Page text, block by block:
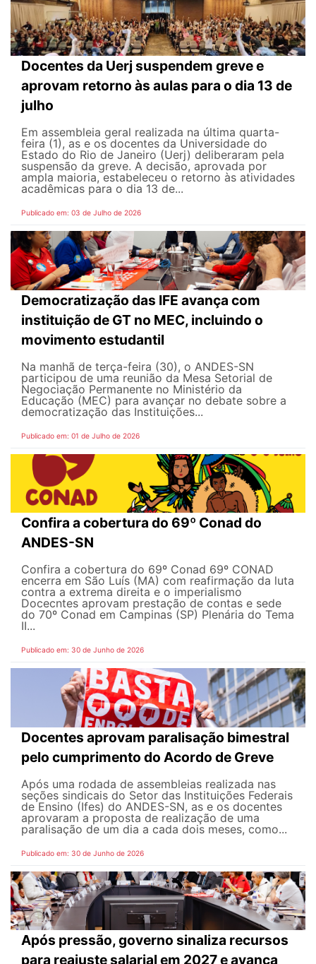
Docentes da Uerj suspendem greve e
aprovam retorno às aulas para o dia 13 de
julho
Em assembleia geral realizada na última quarta-
feira (1), as e os docentes da Universidade do
Estado do Rio de Janeiro (Uerj) deliberaram pela
suspensão da greve. A decisão, aprovada por
ampla maioria, estabeleceu o retorno às atividades
acadêmicas para o dia 13 de...
Publicado em: 03 de Julho de 2026
Democratização das IFE avança com
instituição de GT no MEC, incluindo o
movimento estudantil
Na manhã de terça-feira (30), o ANDES-SN
participou de uma reunião da Mesa Setorial de
Negociação Permanente no Ministério da
Educação (MEC) para avançar no debate sobre a
democratização das Instituições...
Publicado em: 01 de Julho de 2026
Confira a cobertura do 69º Conad do
ANDES-SN
Confira a cobertura do 69º Conad 69º CONAD
encerra em São Luís (MA) com reafirmação da luta
contra a extrema direita e o imperialismo
Docecntes aprovam prestação de contas e sede
do 70º Conad em Campinas (SP) Plenária do Tema
II...
Publicado em: 30 de Junho de 2026
Docentes aprovam paralisação bimestral
pelo cumprimento do Acordo de Greve
Após uma rodada de assembleias realizada nas
seções sindicais do Setor das Instituições Federais
de Ensino (Ifes) do ANDES-SN, as e os docentes
aprovaram a proposta de realização de uma
paralisação de um dia a cada dois meses, como...
Publicado em: 30 de Junho de 2026
Após pressão, governo sinaliza recursos
para reajuste salarial em 2027 e avança